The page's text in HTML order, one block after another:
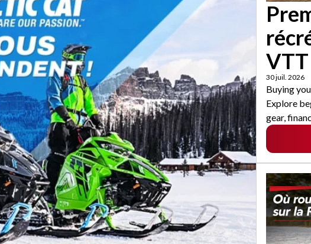
30 juil. 2026
Buying
Explore
gear,